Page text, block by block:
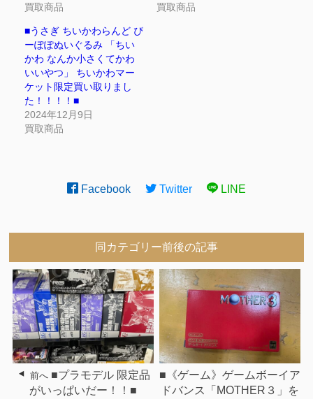
買取商品 買取商品
■うさぎ ちいかわらんど ぴ
ーぽぽぬいぐるみ 「ちい
かわ なんか小さくてかわ
いいやつ」 ちいかわマー
ケット限定買い取りまし
た！！！！■
2024年12月9日
買取商品
Facebook Twitter LINE
同カテゴリー前後の記事
前へ ■プラモデル 限定品
がいっぱいだー！！■
■《ゲーム》ゲームボーイア
ドバンス「MOTHER３」を